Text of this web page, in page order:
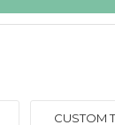
CUSTOM